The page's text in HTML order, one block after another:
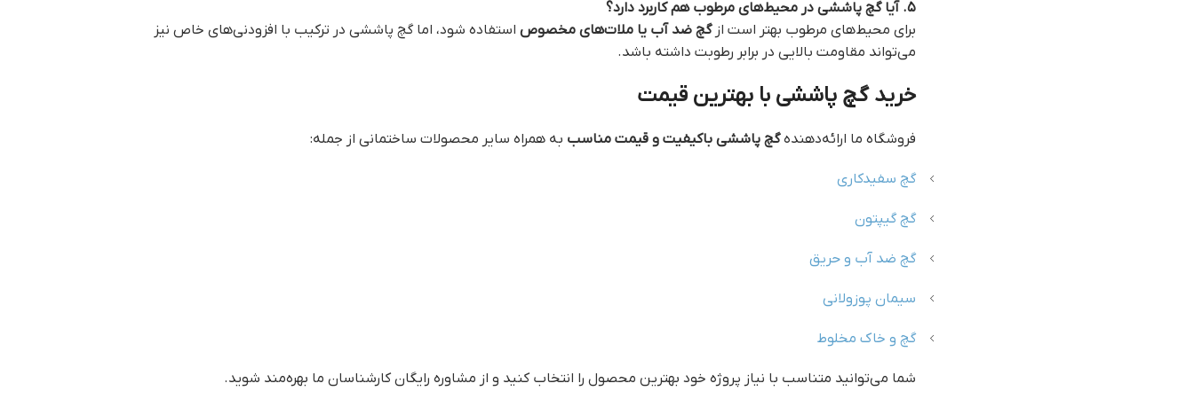
۵. آیا گچ پاششی در محیط‌های مرطوب هم کاربرد دارد؟
برای محیط‌های مرطوب بهتر است ازگچ ضد آب یا ملات‌های مخصوصاستفاده شود، اما گچ پاششی در ترکیب با افزودنی‌های خاص نیز
می‌تواند مقاومت بالایی در برابر رطوبت داشته باشد.
خرید گچ پاششی با بهترین قیمت
فروشگاه ما ارائه‌دهندهگچ پاششی باکیفیت و قیمت مناسب به همراه سایر محصولات ساختمانی از جمله:
گچ سفیدکاری
گچ گیپتون
گچ ضد آب و حریق
سیمان پوزولانی
گچ و خاک مخلوط
شما می‌توانید متناسب با نیاز پروژه خود بهترین محصول را انتخاب کنید و از مشاوره رایگان کارشناسان ما بهره‌مند شوید.